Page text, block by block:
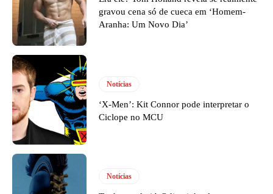
gravou cena só de cueca em ‘Homem-
Aranha: Um Novo Dia’
Notícias
‘X-Men’: Kit Connor pode interpretar o
Ciclope no MCU
Notícias